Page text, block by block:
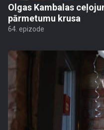
Olgas Kambalas
pārmetumu krusa
64. epizode